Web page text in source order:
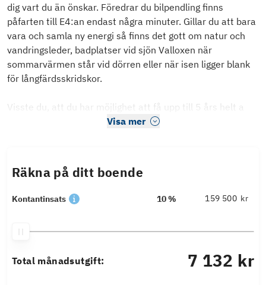
dig vart du än önskar. Föredrar du bilpendling finns
påfarten till E4:an endast några minuter. Gillar du att bara
vara och samla ny energi så finns det gott om natur och
vandringsleder, badplatser vid sjön Valloxen när
sommarvärmen står vid dörren eller när isen ligger blank
för långfärdsskridskor.
Visste du, att du har möjlighet att få upp till 5 års helt a
Visa mer
Räkna på ditt boende
Kontantinsats 10 % kr
Total månadsutgift: 7 132 kr